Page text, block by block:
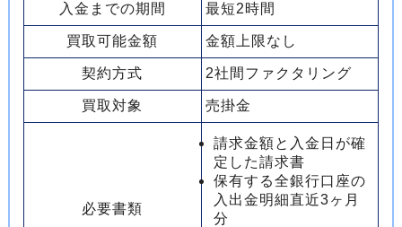
入金までの期間 最短2時間
買取可能金額 金額上限なし
契約方式 2社間ファクタリング
買取対象 売掛金
必要書類
請求金額と入金日が確
定した請求書
保有する全銀行口座の
入出金明細直近3ヶ月
分